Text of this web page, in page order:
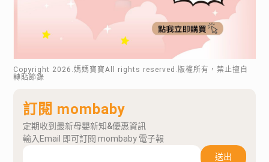
Copyright 2026 .媽媽寶寶All rights reserved.版權所有，禁止擅自
轉貼節錄
訂閱 mombaby
定期收到最新母嬰新知&優惠資訊
輸入Email 即可訂閱 mombaby 電子報
送出